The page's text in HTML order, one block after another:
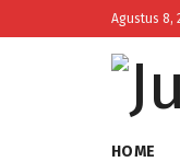
Agustus 8,
HOME